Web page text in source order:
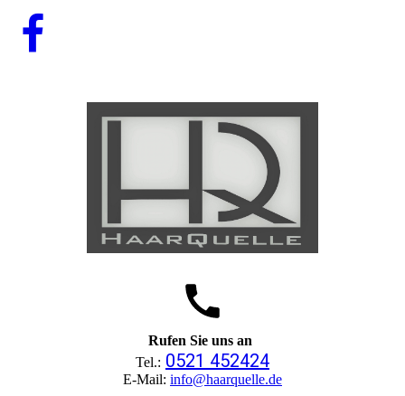
Rufen Sie uns an
Tel.: 0521 452424
E-Mail: info@haarquelle.de